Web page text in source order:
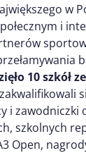
w
i
10 szkół
i
szkolnych
Open,